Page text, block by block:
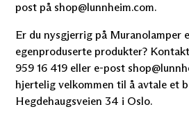
post på shop@lunnheim.com.
Er du nysgjerrig på Muranolamper
egenproduserte produkter?
959 16 419 eller e-post
hjertelig velkommen til å avtale et
Hegdehaugsveien 34 i Oslo.